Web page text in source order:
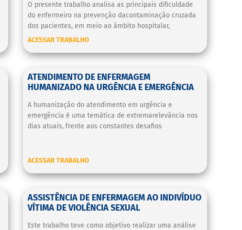
O presente trabalho analisa as principais dificuldade
do enfermeiro na prevenção dacontaminação cruzada
dos pacientes, em meio ao âmbito hospitalar,
ACESSAR TRABALHO
ATENDIMENTO DE ENFERMAGEM
HUMANIZADO NA URGÊNCIA E EMERGÊNCIA
A humanização do atendimento em urgência e
emergência é uma temática de extremarelevância nos
dias atuais, frente aos constantes desafios
ACESSAR TRABALHO
ASSISTÊNCIA DE ENFERMAGEM AO INDIVÍDUO
VÍTIMA DE VIOLÊNCIA SEXUAL
Este trabalho teve como objetivo realizar uma análise